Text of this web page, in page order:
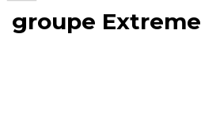
groupe Extreme